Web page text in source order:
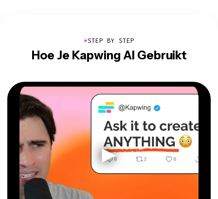
●STEP BY STEP
Hoe Je Kapwing AI Gebruikt